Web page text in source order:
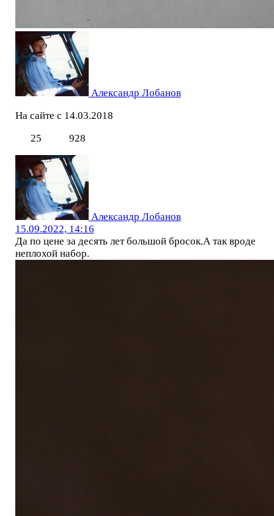
Александр Лобанов
На сайте с 14.03.2018
25
928
Александр Лобанов
15.09.2022, 14:16
Да по цене за десять лет большой бросок.А так вроде
неплохой набор.